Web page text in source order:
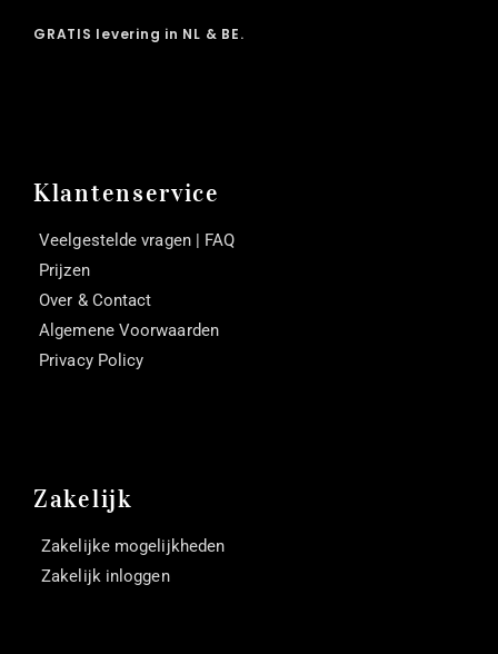
GRATIS levering in NL & BE.
Klantenservice
Veelgestelde vragen | FAQ
Prijzen
Over & Contact
Algemene Voorwaarden
Privacy Policy
Zakelijk
Zakelijke mogelijkheden
Zakelijk inloggen